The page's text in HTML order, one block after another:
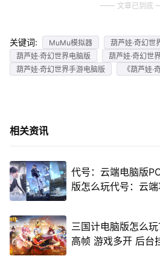
文章已到底
关键词: MuMu模拟器
葫芦娃·奇幻世
葫芦娃·奇幻世界电脑版
葫芦娃·奇幻世
葫芦娃·奇幻世界手游电脑版
《葫芦娃·
相关资讯
代号：云端电脑版
版怎么玩代号：云
三国计电脑版怎么
高帧 游戏多开 后台